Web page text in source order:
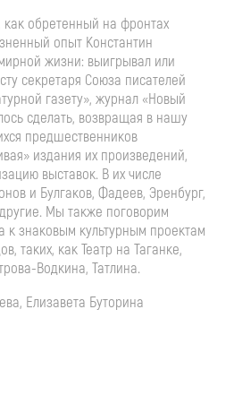
как обретенный на фронтах
опыт Константин
жизни: выигрывал или
секретаря Союза писателей
газету», журнал «Новый
сделать, возвращая в нашу
предшественников
издания их произведений,
выставок. В их числе
и Булгаков, Фадеев, Эренбург,
Мы также поговорим
к знаковым культурным проектам
таких, как Театр на Таганке,
Водкина, Татлина.
Елизавета Буторина